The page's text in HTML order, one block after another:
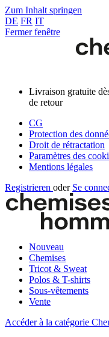
Zum Inhalt springen
DE FR IT
Fermer fenêtre
Livraison gratuite
de retour
CG
Protection des
Droit de rétractation
Paramètres des
Mentions légales
Registrieren oder Se
Nouveau
Chemises
Tricot & Sweat
Polos & T-shirts
Sous-vêtements
Vente
Accéder à la catégorie